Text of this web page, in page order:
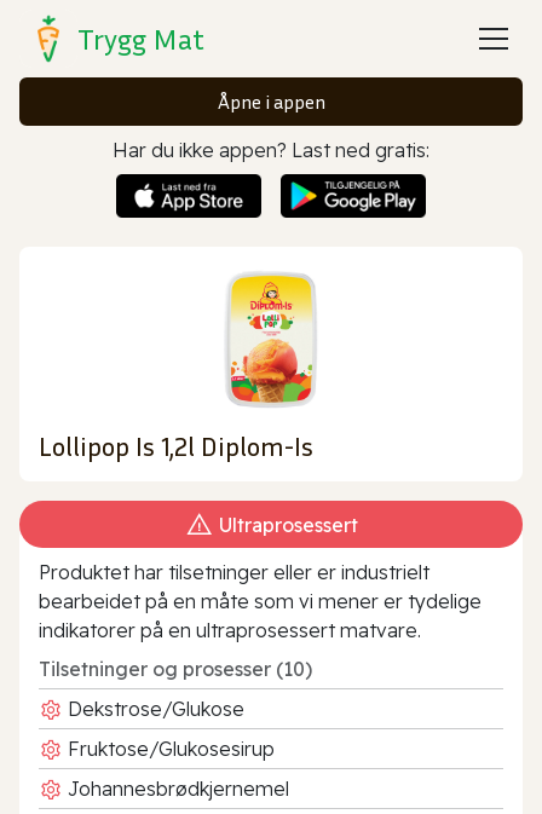
Trygg Mat
Åpne i appen
Har du ikke appen? Last ned gratis:
Lollipop Is 1,2l Diplom-Is
Ultraprosessert
Produktet har tilsetninger eller er industrielt
bearbeidet på en måte som vi mener er tydelige
indikatorer på en ultraprosessert matvare.
Tilsetninger og prosesser (10)
Dekstrose/Glukose
Fruktose/Glukosesirup
Johannesbrødkjernemel